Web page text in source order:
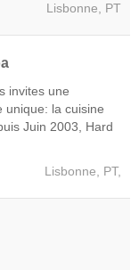
Lisbonne, PT
invites une
unique: la cuisine
Juin 2003, Hard
Lisbonne, PT,